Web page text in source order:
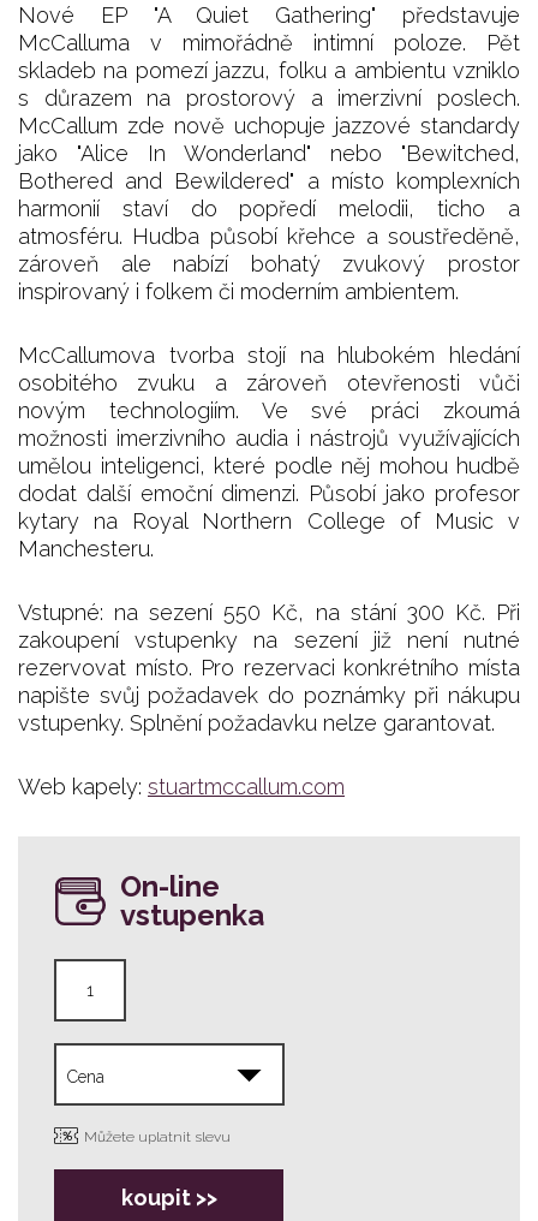
Nové EP "A Quiet Gathering" představuje
McCalluma v mimořádně intimní poloze. Pět
skladeb na pomezí jazzu, folku a ambientu vzniklo
s důrazem na prostorový a imerzivní poslech.
McCallum zde nově uchopuje jazzové standardy
jako "Alice In Wonderland" nebo "Bewitched,
Bothered and Bewildered" a místo komplexních
harmonií staví do popředí melodii, ticho a
atmosféru. Hudba působí křehce a soustředěně,
zároveň ale nabízí bohatý zvukový prostor
inspirovaný i folkem či moderním ambientem.
McCallumova tvorba stojí na hlubokém hledání
osobitého zvuku a zároveň otevřenosti vůči
novým technologiím. Ve své práci zkoumá
možnosti imerzivního audia i nástrojů využívajících
umělou inteligenci, které podle něj mohou hudbě
dodat další emoční dimenzi. Působí jako profesor
kytary na Royal Northern College of Music v
Manchesteru.
Vstupné: na sezení 550 Kč, na stání 300 Kč. Při
zakoupení vstupenky na sezení již není nutné
rezervovat místo. Pro rezervaci konkrétního místa
napište svůj požadavek do poznámky při nákupu
vstupenky. Splnění požadavku nelze garantovat.
Web kapely: stuartmccallum.com
On-line
vstupenka
Můžete uplatnit slevu
koupit >>